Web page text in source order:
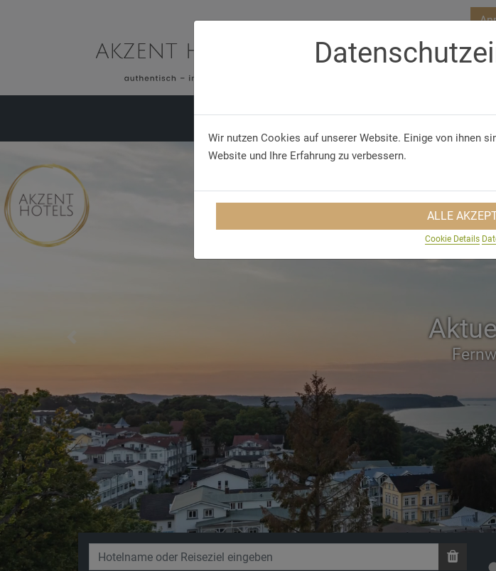
BUS AKZENT HOTELS GRUPPENVORTEILE
Wir nutzen Cookies auf unserer Website. Einige von ihnen
Website und Ihre Erfahrung zu verbessern.
ALLE
Cookie Details